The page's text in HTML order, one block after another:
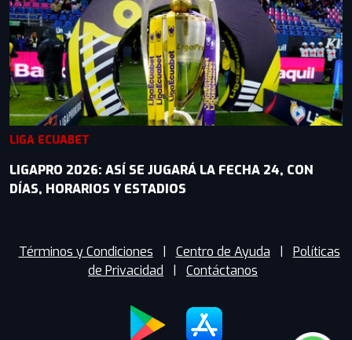
LIGA ECUABET
LIGAPRO 2026: ASÍ SE JUGARÁ LA FECHA 24, CON
DÍAS, HORARIOS Y ESTADIOS
Términos y Condiciones Centro de Ayuda
Políticas
de Privacidad
Contáctanos